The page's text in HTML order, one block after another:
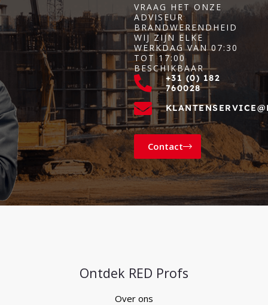
VRAAG HET ONZE
ADVISEUR
BRANDWERENDHEID
WIJ ZIJN ELKE
WERKDAG VAN 07:30
TOT 17:00
BESCHIKBAAR
+31 (0) 182
760028
Contact
Ontdek RED Profs
Over ons